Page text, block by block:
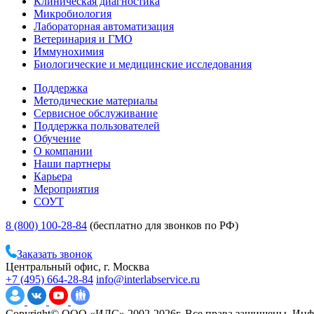
Микробиология
Лабораторная автоматизация
Ветеринария и ГМО
Иммунохимия
Биологические и медицинские исследования
Поддержка
Методические материалы
Сервисное обслуживание
Поддержка пользователей
Обучение
О компании
Наши партнеры
Карьера
Мероприятия
СОУТ
8 (800) 100-28-84 (бесплатно для звонков по РФ)
Заказать звонок
Центральный офис, г. Москва
+7 (495) 664-28-84 info@interlabservice.ru